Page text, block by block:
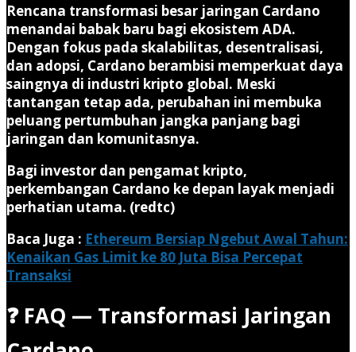
Rencana transformasi besar jaringan Cardano
menandai babak baru bagi ekosistem ADA.
Dengan fokus pada skalabilitas, desentralisasi,
dan adopsi, Cardano berambisi memperkuat daya
saingnya di industri kripto global. Meski
tantangan tetap ada, perubahan ini membuka
peluang pertumbuhan jangka panjang bagi
jaringan dan komunitasnya.
Bagi investor dan pengamat kripto,
perkembangan Cardano ke depan layak menjadi
perhatian utama. (redtc)
Baca Juga : Ethereum Bersiap Ngebut Awal Tahun:
Kenaikan Gas Limit ke 80 Juta Bisa Percepat
Transaksi
❓ FAQ — Transformasi Jaringan